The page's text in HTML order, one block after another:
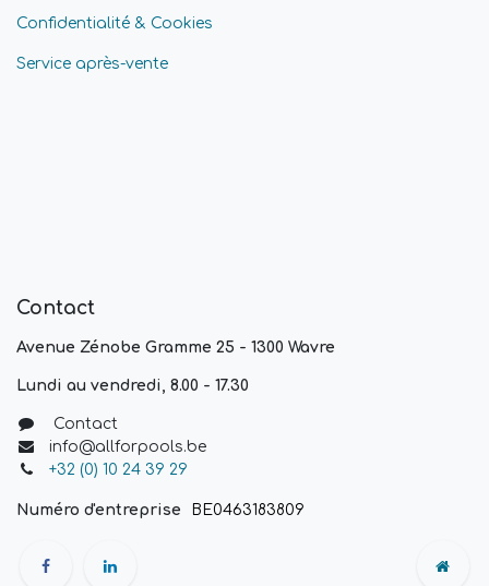
Confidentialité & Cookies
Service après-vente
Contact
Avenue Zénobe Gramme 25 - 1300 Wavre
Lundi au vendredi, 8.00 - 17.30
Contact
info@allforpools.be
+32 (0) 10 24 39 29
Numéro d'entreprise BE0463183809